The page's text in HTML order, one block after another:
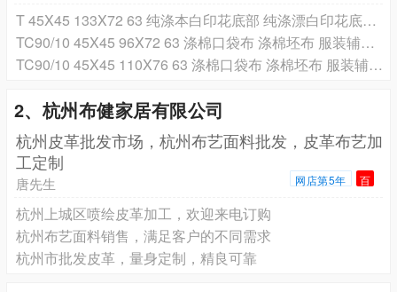
T 45X45 133X72 63 纯涤本白印花底部 纯涤漂白印花底部 纯涤口袋布
TC90/10 45X45 96X72 63 涤棉口袋布 涤棉坯布 服装辅料口袋布 涤棉腰里布
TC90/10 45X45 110X76 63 涤棉口袋布 涤棉坯布 服装辅料口袋布 涤棉腰里布
2、杭州布健家居有限公司
杭州皮革批发市场，杭州布艺面料批发，皮革布艺加
工定制
唐先生 网店第5年 百
杭州上城区喷绘皮革加工，欢迎来电订购
杭州布艺面料销售，满足客户的不同需求
杭州市批发皮革，量身定制，精良可靠